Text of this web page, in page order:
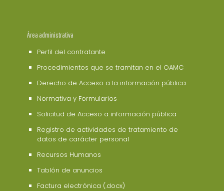
Área administrativa
Perfil del contratante
Procedimientos que se tramitan en el OAMC
Derecho de Acceso a la información pública
Normativa y Formularios
Solicitud de Acceso a información pública
Registro de actividades de tratamiento de
datos de carácter personal
Recursos Humanos
Tablón de anuncios
Factura electrónica (.docx)